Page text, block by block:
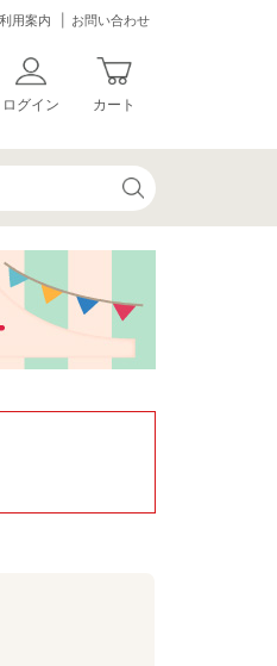
用案内 お問い合わせ
ログイン カート